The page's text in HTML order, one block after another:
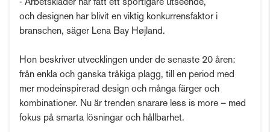
- Arbetskläder har fått ett sportigare utseende,
och designen har blivit en viktig konkurrensfaktor i
branschen, säger Lena Bay Højland.
Hon beskriver utvecklingen under de senaste 20 åren:
från enkla och ganska tråkiga plagg, till en period med
mer modeinspirerad design och många färger och
kombinationer. Nu är trenden snarare less is more – med
fokus på smarta lösningar och hållbarhet.